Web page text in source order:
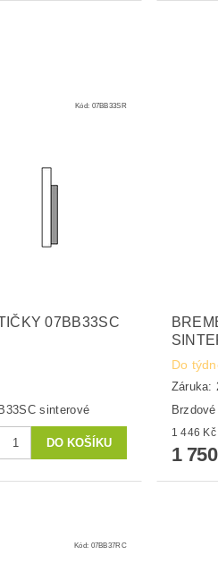
Kód: 07BB33SR
07BB33SC
sinterové
Do
Záruka:
1
Kód: 07BB37RC